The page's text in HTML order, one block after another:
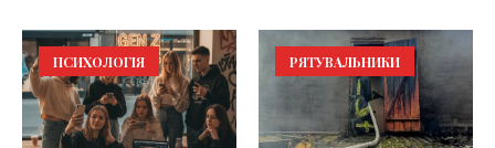
ПСИХОЛОГІЯ РЯТУВАЛЬНИКИ